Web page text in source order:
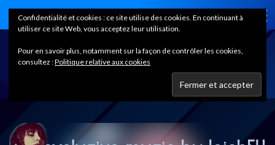
Home
Confidentialité et cookies : ce site utilise des cookies. En continuant à
utiliser ce site Web, vous acceptez leur utilisation.
Pour en savoir plus, notamment sur la façon de contrôler les cookies,
consultez :Politique relative aux cookies